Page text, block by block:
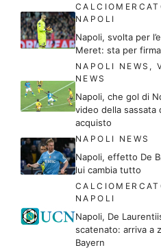
NAPOLI
Napoli, svolta per
Meret: sta per
NAPOLI NEWS ,
NEWS
Napoli, che gol di
video della sassata
acquisto
NAPOLI NEWS
Napoli, effetto De
lui cambia tutto
NAPOLI
Napoli, De
scatenato: arriva a
Bayern